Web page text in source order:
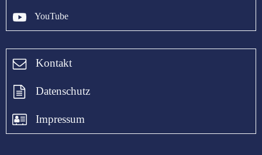
YouTube
Kontakt
Datenschutz
Impressum